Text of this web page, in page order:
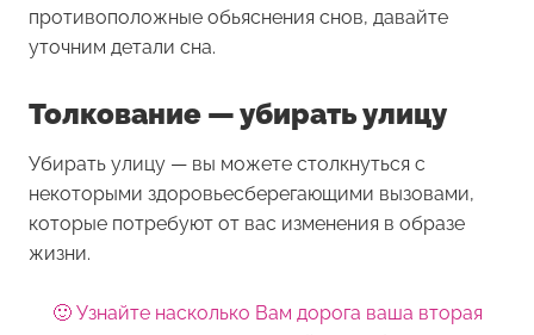
противоположные обьяснения снов, давайте
уточним детали сна.
Толкование — убирать улицу
Убирать улицу — вы можете столкнуться с
некоторыми здоровьесберегающими вызовами,
которые потребуют от вас изменения в образе
жизни.
🙂 Узнайте насколько Вам дорога ваша вторая